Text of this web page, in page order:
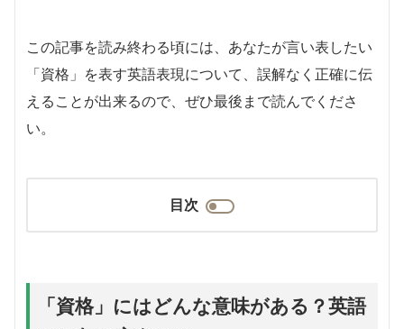
この記事を読み終わる頃には、あなたが言い表したい
「資格」を表す英語表現について、誤解なく正確に伝
えることが出来るので、ぜひ最後まで読んでくださ
い。
目次
「資格」にはどんな意味がある？英語